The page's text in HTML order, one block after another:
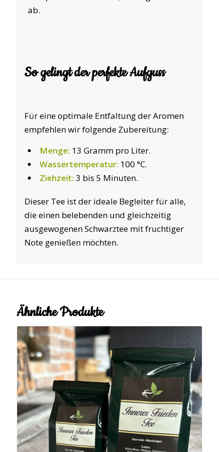
ab.
So gelingt der perfekte Aufguss
Für eine optimale Entfaltung der Aromen
empfehlen wir folgende Zubereitung:
Menge: 13 Gramm pro Liter.
Wassertemperatur: 100 °C.
Ziehzeit: 3 bis 5 Minuten.
Dieser Tee ist der ideale Begleiter für alle,
die einen belebenden und gleichzeitig
ausgewogenen Schwarztee mit fruchtiger
Note genießen möchten.
Ähnliche Produkte